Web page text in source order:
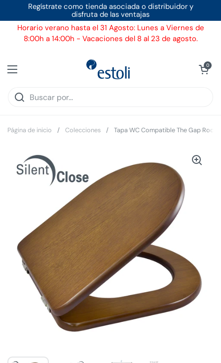
Ir al contenidoRegístrate como tienda asociada o distribuidor y
disfruta de las ventajas
Horario verano hasta el 31 Agosto: Lunes a Viernes de
8:00h a 14:00h - Vacaciones del 8 al 23 de agosto.
Abrir menú
Ver carrito
0
Página de inicio / Colecciones / Tapa WC Compatible The Gap